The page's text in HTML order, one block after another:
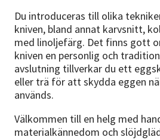
Du introduceras till olika
kniven, bland annat karvsnitt,
med linoljefärg. Det finns gott
kniven en personlig och
avslutning tillverkar du ett
eller trä för att skydda eggen
används.
Välkommen till en helg med
materialkännedom och